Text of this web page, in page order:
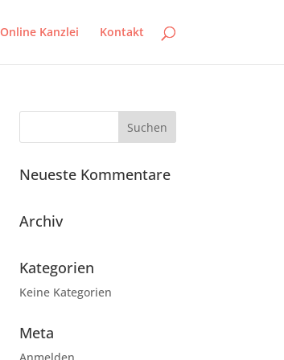
Online Kanzlei Kontakt
Neueste Kommentare
Archiv
Kategorien
Keine Kategorien
Meta